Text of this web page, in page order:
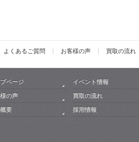
よくあるご質問 お客様の声 買取の流れ
プページ イベント情報
の声
買取の流れ
要
採用情報